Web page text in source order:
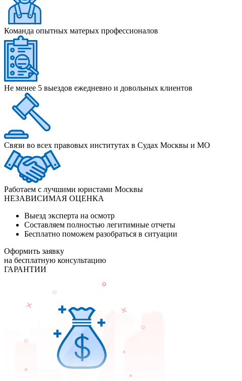
Команда опытных матерых профессионалов
Не менее 5 выездов ежедневно и довольных клиентов
Связи во всех правовых институтах в Судах Москвы и МО
Работаем с лучшими юристами Москвы
НЕЗАВИСИМАЯ ОЦЕНКА
Выезд эксперта на осмотр
Составляем полностью легитимные отчеты
Бесплатно поможем разобраться в ситуации
Оформить заявку
на бесплатную консультацию
ГАРАНТИИ